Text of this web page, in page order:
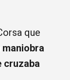
que
cruzaba